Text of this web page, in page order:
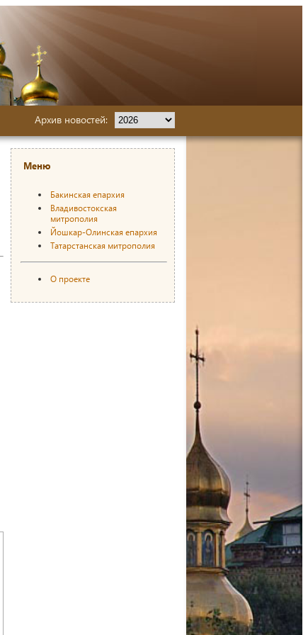
Архив новостей:
Меню
Бакинская епархия
Владивостокская
митрополия
Йошкар-Олинская епархия
Татарстанская митрополия
О проекте